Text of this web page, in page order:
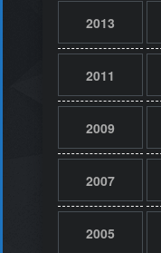
2013
2011
2009
2007
2005